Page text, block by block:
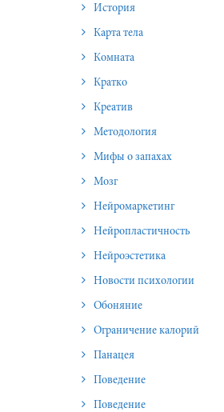
История
Карта тела
Комната
Кратко
Креатив
Методология
Мифы о запахах
Мозг
Нейромаркетинг
Нейропластичность
Нейроэстетика
Новости психологии
Обоняние
Ограничение калорий
Панацея
Поведение
Поведение